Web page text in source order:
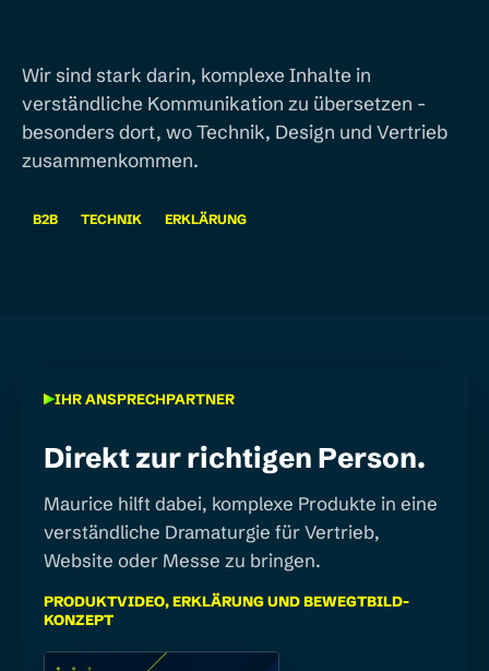
Wir sind stark darin, komplexe Inhalte in
verständliche Kommunikation zu übersetzen -
besonders dort, wo Technik, Design und Vertrieb
zusammenkommen.
B2B TECHNIK ERKLÄRUNG
IHR ANSPRECHPARTNER
Direkt zur richtigen Person.
Maurice hilft dabei, komplexe Produkte in eine
verständliche Dramaturgie für Vertrieb,
Website oder Messe zu bringen.
PRODUKTVIDEO, ERKLÄRUNG UND BEWEGTBILD-
KONZEPT